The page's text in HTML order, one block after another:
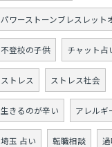
パワーストーンブレスレット
不登校の子供 チャット占
ストレス ストレス社会
生きるのが辛い アレルギ
埼玉 占い 転職相談